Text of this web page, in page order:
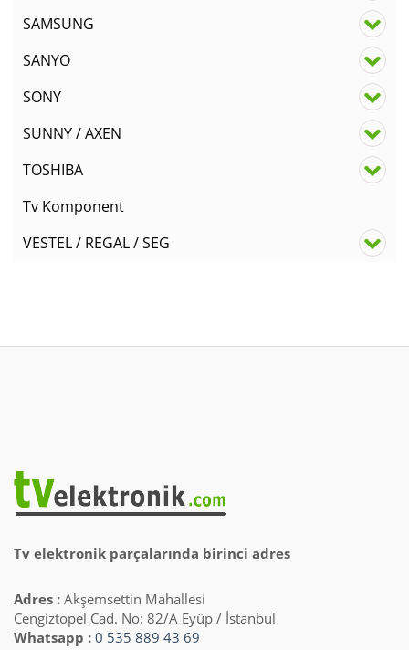
SAMSUNG
SANYO
SONY
SUNNY / AXEN
TOSHIBA
Tv Komponent
VESTEL / REGAL / SEG
Tv elektronik parçalarında birinci adres
Adres : Akşemsettin Mahallesi
Cengiztopel Cad. No: 82/A Eyüp / İstanbul
Whatsapp : 0 535 889 43 69